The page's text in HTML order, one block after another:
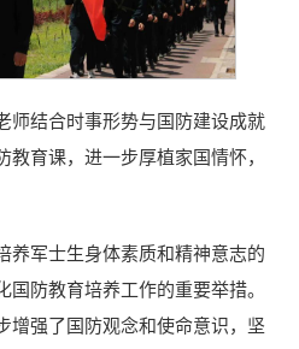
师结合时事形势与国防建设成就
育课，进一步厚植家国情怀，
养军士生身体素质和精神意志的
防教育培养工作的重要举措。
增强了国防观念和使命意识，坚